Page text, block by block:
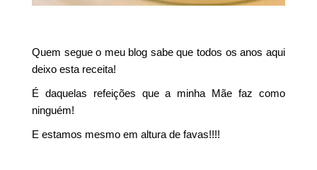
Quem segue o meu blog sabe que todos os anos aqui
deixo esta receita!
É daquelas refeições que a minha Mãe faz como
ninguém!
E estamos mesmo em altura de favas!!!!